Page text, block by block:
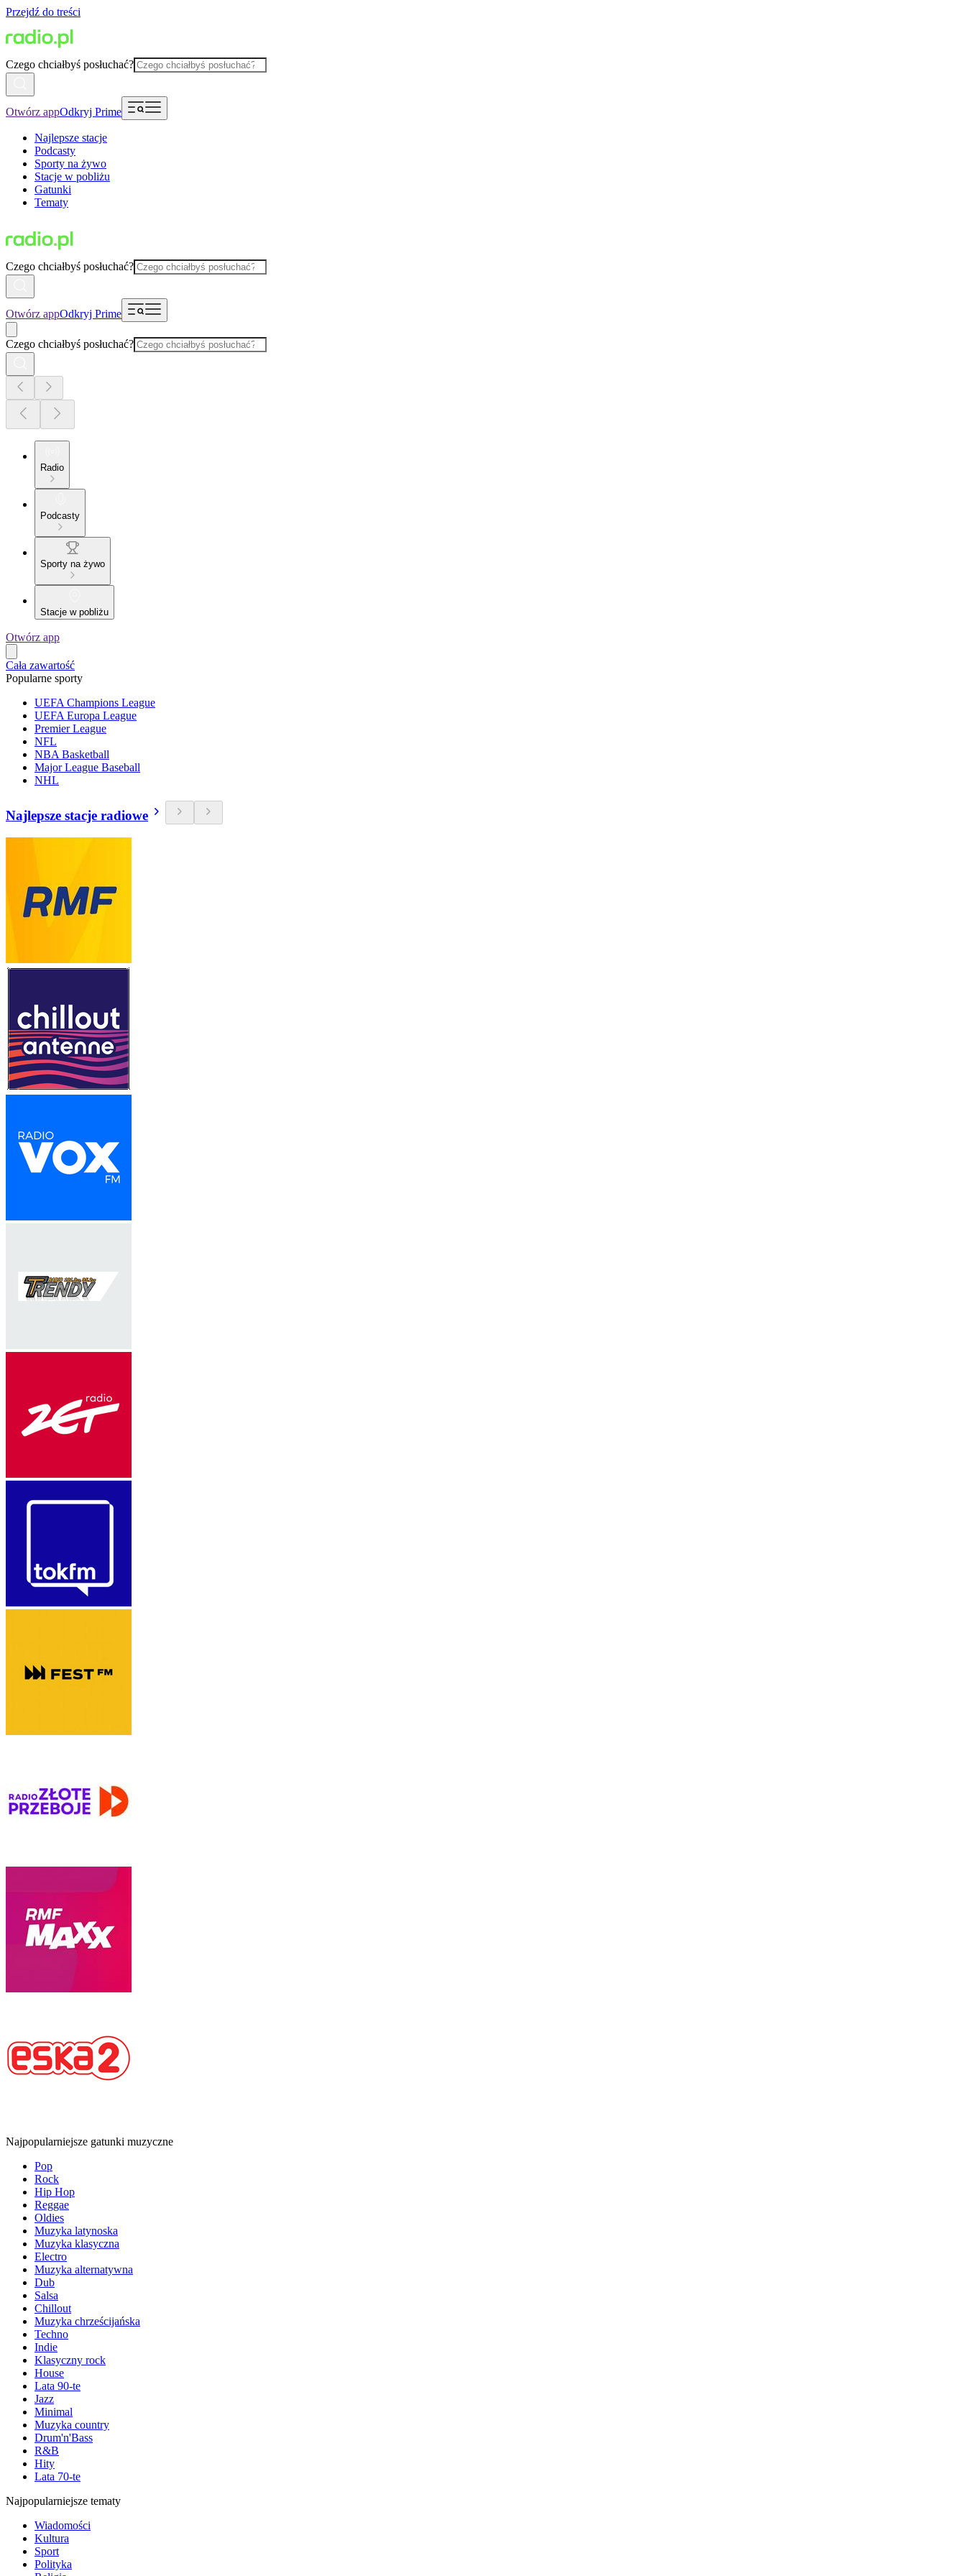
Przejdź do treści
Czego chciałbyś posłuchać?
Otwórz appOdkryj Prime
Najlepsze stacje
Podcasty
Sporty na żywo
Stacje w pobliżu
Gatunki
Tematy
Czego chciałbyś posłuchać?
Otwórz appOdkryj Prime
Czego chciałbyś posłuchać?
Radio
Podcasty
Sporty na żywo
Stacje w pobliżu
Otwórz app
Cała zawartość
Popularne sporty
UEFA Champions League
UEFA Europa League
Premier League
NFL
NBA Basketball
Major League Baseball
NHL
Najlepsze stacje radiowe
Najpopularniejsze gatunki muzyczne
Pop
Rock
Hip Hop
Reggae
Oldies
Muzyka latynoska
Muzyka klasyczna
Electro
Muzyka alternatywna
Dub
Salsa
Chillout
Muzyka chrześcijańska
Techno
Indie
Klasyczny rock
House
Lata 90-te
Jazz
Minimal
Muzyka country
Drum'n'Bass
R&B
Hity
Lata 70-te
Najpopularniejsze tematy
Wiadomości
Kultura
Sport
Polityka